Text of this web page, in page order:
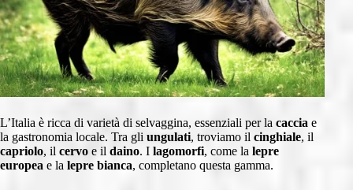
L’Italia è ricca di varietà di selvaggina, essenziali per la caccia e
la gastronomia locale. Tra gli ungulati, troviamo il cinghiale, il
capriolo, il cervo e il daino. I lagomorfi, come la lepre
europea e la lepre bianca, completano questa gamma.